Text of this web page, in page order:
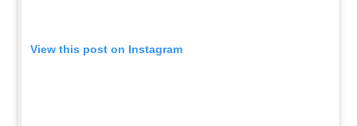
View this post on Instagram